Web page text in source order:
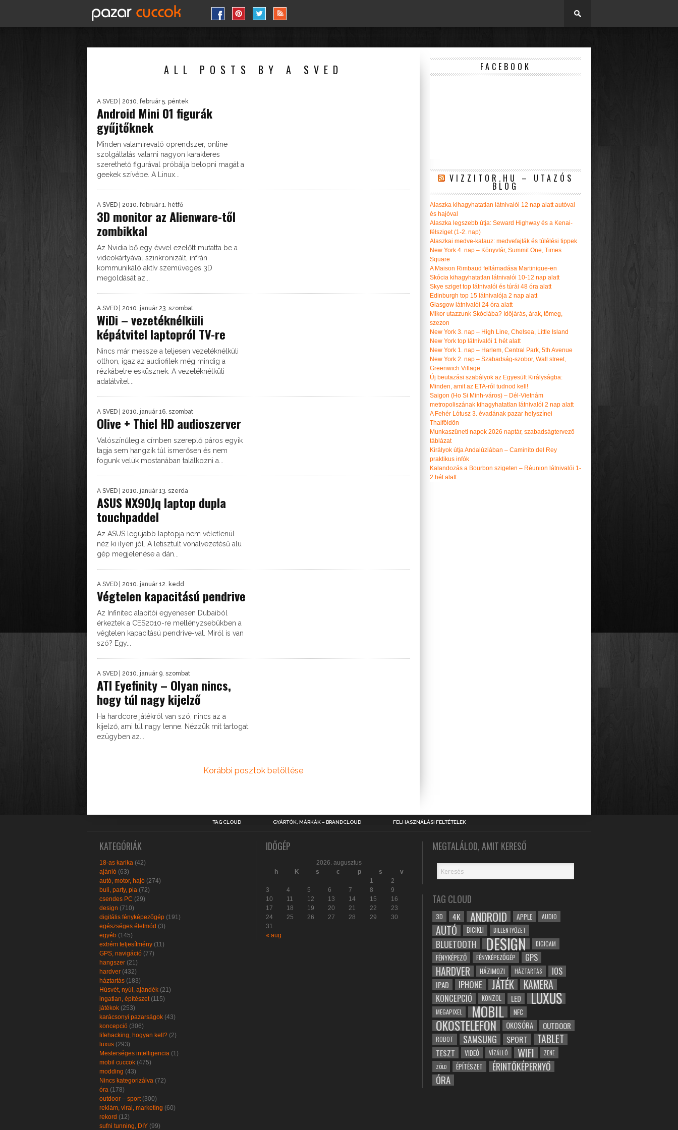
ALL POSTS BY A SVED
A SVED | 2010. február 5. péntek
Android Mini 01 figurák
gyűjtőknek
Minden valamirevaló oprendszer, online
szolgáltatás valami nagyon karakteres
szerethető figurával próbálja belopni magát a
geekek szívébe. A Linux...
A SVED | 2010. február 1. hétfő
3D monitor az Alienware-től
zombikkal
Az Nvidia bő egy évvel ezelőtt mutatta be a
videokártyával szinkronizált, infrán
kommunikáló aktív szemüveges 3D
megoldását az...
A SVED | 2010. január 23. szombat
WiDi – vezetéknélküli
képátvitel laptopról TV-re
Nincs már messze a teljesen vezetéknélküli
otthon, igaz az audiofilek még mindig a
rézkábelre esküsznek. A vezetéknélküli
adatátvitel...
A SVED | 2010. január 16. szombat
Olive + Thiel HD audioszerver
Valószínűleg a címben szereplő páros egyik
tagja sem hangzik túl ismerősen és nem
fogunk velük mostanában találkozni a...
A SVED | 2010. január 13. szerda
ASUS NX90Jq laptop dupla
touchpaddel
Az ASUS legújabb laptopja nem véletlenül
néz ki ilyen jól. A letisztult vonalvezetésű alu
gép megjelenése a dán...
A SVED | 2010. január 12. kedd
Végtelen kapacitású pendrive
Az Infinitec alapítói egyenesen Dubaiból
érkeztek a CES2010-re mellényzsebükben a
végtelen kapacitású pendrive-val. Miről is van
szó? Egy...
A SVED | 2010. január 9. szombat
ATI Eyefinity – Olyan nincs,
hogy túl nagy kijelző
Ha hardcore játékról van szó, nincs az a
kijelző, ami túl nagy lenne. Nézzük mit tartogat
ezügyben az...
Korábbi posztok betöltése
FACEBOOK
VIZZITOR.HU – UTAZÓS
BLOG
Alaszka kihagyhatatlan látnivalói 12 nap alatt autóval
és hajóval
Alaszka legszebb útja: Seward Highway és a Kenai-
félsziget (1-2. nap)
Alaszkai medve-kalauz: medvefajták és túlélési tippek
New York 4. nap – Könyvtár, Summit One, Times
Square
A Maison Rimbaud feltámadása Martinique-en
Skócia kihagyhatatlan látnivalói 10-12 nap alatt
Skye sziget top látnivalói és túrái 48 óra alatt
Edinburgh top 15 látnivalója 2 nap alatt
Glasgow látnivalói 24 óra alatt
Mikor utazzunk Skóciába? Időjárás, árak, tömeg,
szezon
New York 3. nap – High Line, Chelsea, Little Island
New York top látnivalói 1 hét alatt
New York 1. nap – Harlem, Central Park, 5th Avenue
New York 2. nap – Szabadság-szobor, Wall street,
Greenwich Village
Új beutazási szabályok az Egyesült Királyságba:
Minden, amit az ETA-ról tudnod kell!
Saigon (Ho Si Minh-város) – Dél-Vietnám
metropoliszának kihagyhatatlan látnivalói 2 nap alatt
A Fehér Lótusz 3. évadának pazar helyszínei
Thaiföldön
Munkaszüneti napok 2026 naptár, szabadságtervező
táblázat
Királyok útja Andalúziában – Caminito del Rey
praktikus infók
Kalandozás a Bourbon szigeten – Réunion látnivalói 1-
2 hét alatt
TAG CLOUD GYÁRTÓK, MÁRKÁK – BRANDCLOUD FELHASZNÁLÁSI FELTÉTELEK
KATEGÓRIÁK
18-as karika (42)
ajánló (63)
autó, motor, hajó (274)
buli, party, pia (72)
csendes PC (29)
design (710)
digitális fényképezőgép (191)
egészséges életmód (3)
egyéb (145)
extrém teljesítmény (11)
GPS, navigáció (77)
hangszer (21)
hardver (432)
háztartás (183)
Húsvét, nyúl, ajándék (21)
ingatlan, építészet(115)
játékok (253)
karácsonyi pazarságok (43)
koncepció (306)
lifehacking, hogyan kell? (2)
luxus (293)
Mesterséges intelligencia (1)
mobil cuccok (475)
modding (43)
Nincs kategorizálva (72)
óra (178)
outdoor – sport(300)
reklám, viral, marketing (60)
rekord (12)
sufni tunning, DIY (99)
IDŐGÉP
2026. augusztus
h
K s c p s
v
1
2
3
4 5 6 7 8
9
10
11 12 13 14 15
16
17
18 19 20 21 22
23
24
25 26 27 28 29
30
31
« aug
MEGTALÁLOD, AMIT KERESŐ
TAG CLOUD
3D 4K ANDROID APPLE AUDIO
AUTÓ BICIKLI BILLENTYŰZET
BLUETOOTH DESIGN DIGICAM
FÉNYKÉPEZŐ FÉNYKÉPEZŐGÉP GPS
HARDVER HÁZIMOZI HÁZTARTÁS IOS
IPAD IPHONE JÁTÉK KAMERA
KONCEPCIÓ KONZOL LED LUXUS
MEGAPIXEL MOBIL NFC
OKOSTELEFON OKOSÓRA OUTDOOR
ROBOT SAMSUNG SPORT TABLET
TESZT VIDEÓ VÍZÁLLÓ WIFI
ZENE
ZÖLD
ÉPÍTÉSZET ÉRINTŐKÉPERNYŐ
ÓRA